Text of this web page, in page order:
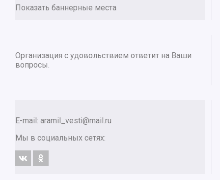
Показать баннерные места
Организация с удовольствием ответит на Ваши
вопросы.
E-mail: aramil_vesti@mail.ru
Мы в социальных сетях: